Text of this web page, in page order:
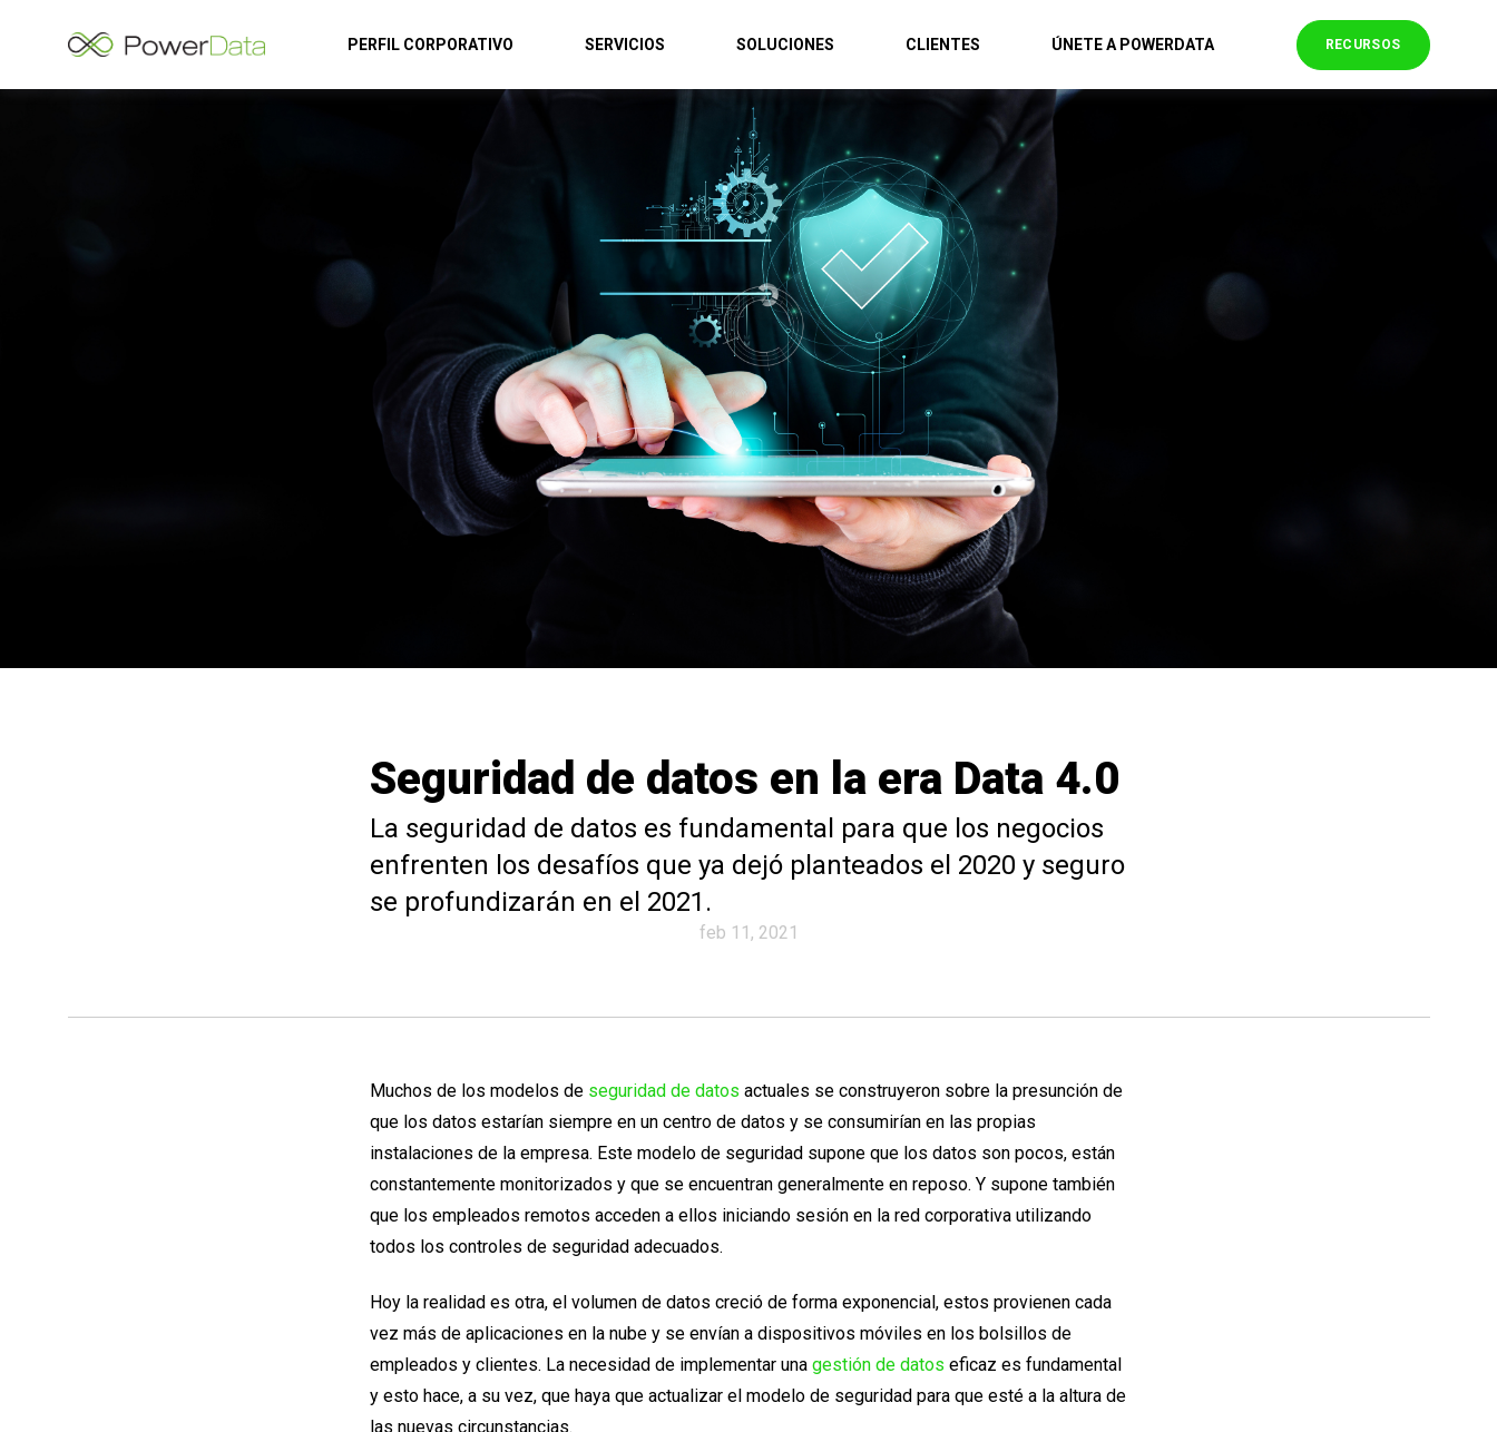
PERFIL CORPORATIVO SERVICIOS SOLUCIONES CLIENTES ÚNETE A POWERDATA RECURSOS
Seguridad de datos en la era Data 4.0
La seguridad de datos es fundamental para que los negocios
enfrenten los desafíos que ya dejó planteados el 2020 y seguro
se profundizarán en el 2021.
feb 11, 2021
Muchos de los modelos de seguridad de datos actuales se construyeron sobre la presunción de
que los datos estarían siempre en un centro de datos y se consumirían en las propias
instalaciones de la empresa. Este modelo de seguridad supone que los datos son pocos, están
constantemente monitorizados y que se encuentran generalmente en reposo. Y supone también
que los empleados remotos acceden a ellos iniciando sesión en la red corporativa utilizando
todos los controles de seguridad adecuados.
Hoy la realidad es otra, el volumen de datos creció de forma exponencial, estos provienen cada
vez más de aplicaciones en la nube y se envían a dispositivos móviles en los bolsillos de
empleados y clientes. La necesidad de implementar una gestión de datos eficaz es fundamental
y esto hace, a su vez, que haya que actualizar el modelo de seguridad para que esté a la altura de
las nuevas circunstancias.